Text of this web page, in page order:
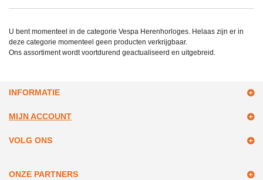
U bent momenteel in de categorie Vespa Herenhorloges. Helaas zijn er in
deze categorie momenteel geen producten verkrijgbaar.
Ons assortiment wordt voortdurend geactualiseerd en uitgebreid.
INFORMATIE
MIJN ACCOUNT
VOLG ONS
ONZE PARTNERS